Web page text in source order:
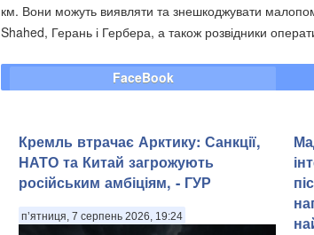
км. Вони можуть виявляти та знешкоджувати
Shahed, Герань і Гербера, а також розвідники
FaceBook
Кремль втрачає Арктику: Санкції,
НАТО та Китай загрожують
російським амбіціям, - ГУР
п’ятниця, 7 серпень 2026, 19:24